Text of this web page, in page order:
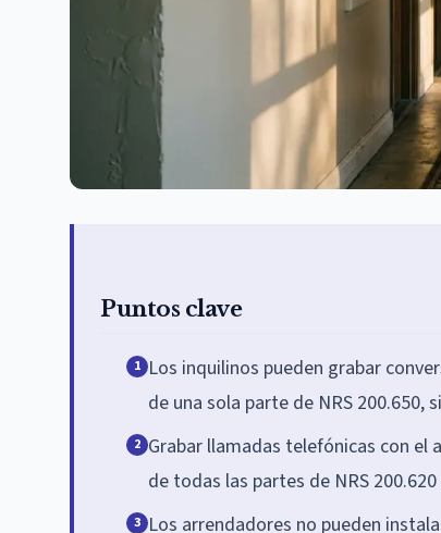
Puntos clave
1 Los inquilinos pueden grabar
de una sola parte de NRS 200.650,
2 Grabar llamadas telefónicas con
de todas las partes de NRS
3 Los arrendadores no pueden